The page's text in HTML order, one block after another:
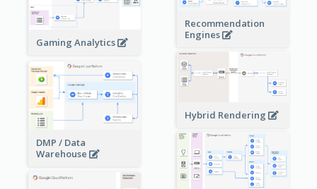
Gaming Analytics
Recommendation
Engines
Hybrid Rendering
DMP / Data
Warehouse